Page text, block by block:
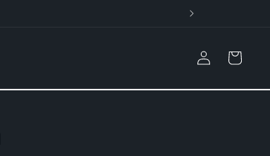
EinloggenWarenkorb